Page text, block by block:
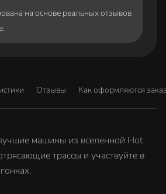
на основе реальных отзывов
Отзывы Как оформляются
машины из вселенной Hot
трассы и участвуйте в